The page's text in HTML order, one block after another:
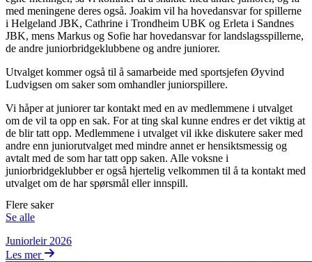
med meningene deres også. Joakim vil ha hovedansvar for spillerne
i Helgeland JBK, Cathrine i Trondheim UBK og Erleta i Sandnes
JBK, mens Markus og Sofie har hovedansvar for landslagsspillerne,
de andre juniorbridgeklubbene og andre juniorer.
Utvalget kommer også til å samarbeide med sportsjefen Øyvind
Ludvigsen om saker som omhandler juniorspillere.
Vi håper at juniorer tar kontakt med en av medlemmene i utvalget
om de vil ta opp en sak. For at ting skal kunne endres er det viktig at
de blir tatt opp. Medlemmene i utvalget vil ikke diskutere saker med
andre enn juniorutvalget med mindre annet er hensiktsmessig og
avtalt med de som har tatt opp saken. Alle voksne i
juniorbridgeklubber er også hjertelig velkommen til å ta kontakt med
utvalget om de har spørsmål eller innspill.
Flere saker
Se alle
Juniorleir 2026
Les mer